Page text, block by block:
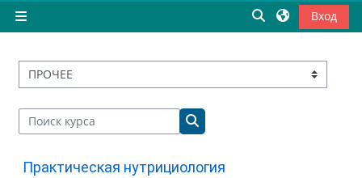
Перейти к основному содержанию
Боковая панель
Изменить
Вход
Категории курсов
Поиск курса
Поиск курса
Практическая нутрициология